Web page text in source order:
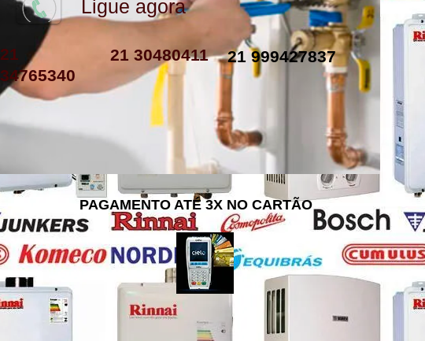
resistencia de boiler eletrico
resistencia eletrica boiler
resistencia para boiler preço
resistencia boiler komeco
Ligue agora
21
34765340
21 30480411 21 999427837
PAGAMENTO ATÉ 3X NO CARTÃO